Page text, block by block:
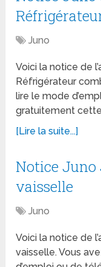
Juno
Voici la notice de
Réfrigérateur
lire le mode
gratuitement
[Lire la suite...]
Notice Juno
vaisselle
Juno
Voici la notice de
vaisselle. Vous